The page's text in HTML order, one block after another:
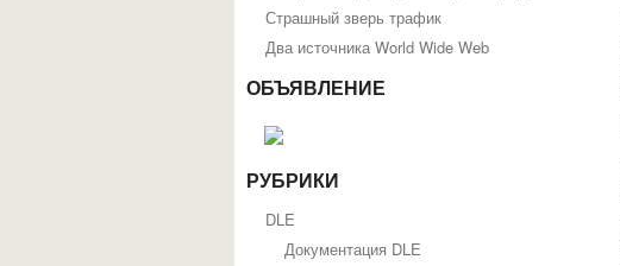
Страшный зверь трафик
Два источника World Wide Web
ОБЪЯВЛЕНИЕ
РУБРИКИ
DLE
Документация DLE